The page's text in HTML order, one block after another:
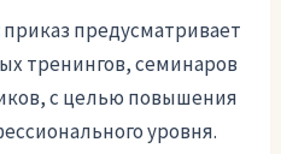
приказ предусматривает
тренингов, семинаров
с целью повышения
уровня.